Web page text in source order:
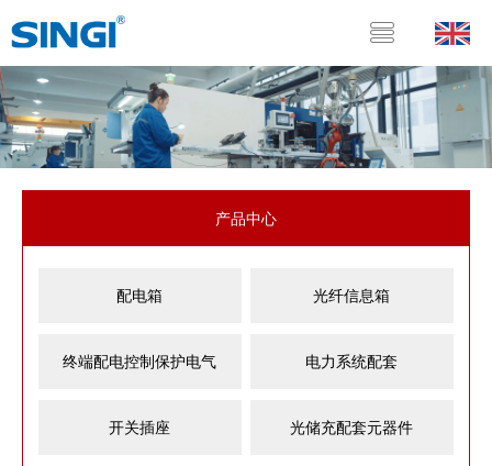
产品中心
配电箱 光纤信息箱
终端配电控制保护电气 电力系统配套
开关插座 光储充配套元器件